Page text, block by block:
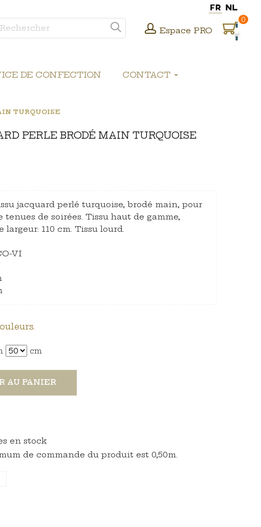
Espace PRO
0
DE CONFECTION CONTACT
TURQUOISE
PERLE BRODÉ MAIN TURQUOISE
jacquard perlé turquoise, brodé main, pour
de soirées. Tissu haut de gamme,
largeur: 110 cm. Tissu lourd.
VI
cm
AU PANIER
en stock
de commande du produit est 0,50m.